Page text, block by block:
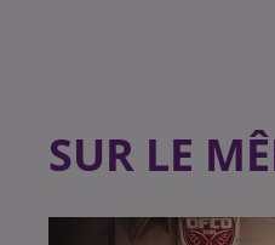
SUR LE